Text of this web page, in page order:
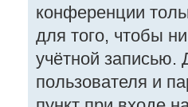
конференции
для того, чтобы
учётной записью.
пользователя и